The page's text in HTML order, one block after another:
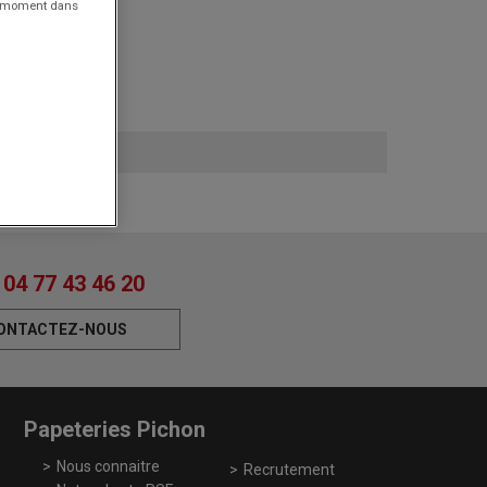
04 77 43 46 20
NOUS
Papeteries Pichon
Nous connaitre
Recrutement
dans